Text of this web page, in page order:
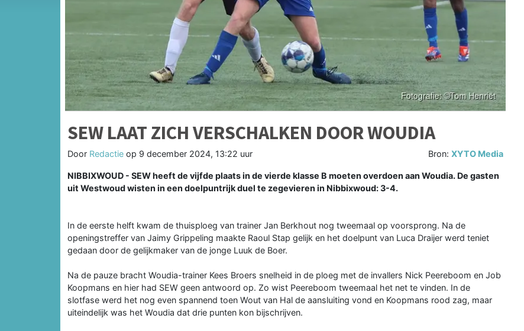
SEW LAAT ZICH VERSCHALKEN DOOR WOUDIA
Door Redactie op 9 december 2024, 13:22 uur Bron:XYTO Media
NIBBIXWOUD - SEW heeft de vijfde plaats in de vierde klasse B moeten overdoen aan Woudia. De gasten
uit Westwoud wisten in een doelpuntrijk duel te zegevieren in Nibbixwoud: 3-4.
In de eerste helft kwam de thuisploeg van trainer Jan Berkhout nog tweemaal op voorsprong. Na de
openingstreffer van Jaimy Grippeling maakte Raoul Stap gelijk en het doelpunt van Luca Draijer werd teniet
gedaan door de gelijkmaker van de jonge Luuk de Boer.
Na de pauze bracht Woudia-trainer Kees Broers snelheid in de ploeg met de invallers Nick Peereboom en Job
Koopmans en hier had SEW geen antwoord op. Zo wist Peereboom tweemaal het net te vinden. In de
slotfase werd het nog even spannend toen Wout van Hal de aansluiting vond en Koopmans rood zag, maar
uiteindelijk was het Woudia dat drie punten kon bijschrijven.